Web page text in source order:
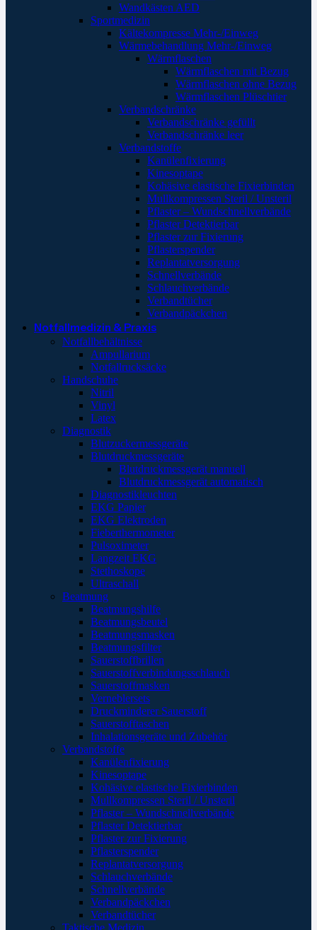
Wandkästen AED
Sportmedizin
Kältekompresse Mehr-/Einweg
Wärmebehandlung Mehr-/Einweg
Wärmflaschen
Wärmflaschen mit Bezug
Wärmflaschen ohne Bezug
Wärmflaschen Plüschtier
Verbandschränke
Verbandschränke gefüllt
Verbandschränke leer
Verbandstoffe
Kanülenfixierung
Kinesoptape
Kohäsive elastische Fixierbinden
Mullkompressen Steril / Unsteril
Pflaster – Wundschnellverbände
Pflaster Detektierbar
Pflaster zur Fixierung
Pflasterspender
Replantatversorgung
Schnellverbände
Schlauchverbände
Verbandtücher
Verbandpäckchen
Notfallmedizin & Praxis
Notfallbehältnisse
Ampullarium
Notfallrucksäcke
Handschuhe
Nitril
Vinyl
Latex
Diagnostik
Blutzuckermessgeräte
Blutdruckmessgeräte
Blutdruckmessgerät manuell
Blutdruckmessgerät automatisch
Diagnostikleuchten
EKG Papier
EKG Elektroden
Fieberthermometer
Pulsoximeter
Langzeit EKG
Stethoskope
Ultraschall
Beatmung
Beatmungshilfe
Beatmungsbeutel
Beatmungsmasken
Beatmungsfilter
Sauerstoffbrillen
Sauerstoffverbindungsschlauch
Sauerstoffmasken
Verneblersets
Druckminderer Sauerstoff
Sauerstofftaschen
Inhalationsgeräte und Zubehör
Verbandstoffe
Kanülenfixierung
Kinesoptape
Kohäsive elastische Fixierbinden
Mullkompressen Steril / Unsteril
Pflaster – Wundschnellverbände
Pflaster Detektierbar
Pflaster zur Fixierung
Pflasterspender
Replantatversorgung
Schlauchverbände
Schnellverbände
Verbandpäckchen
Verbandtücher
Taktische Medizin